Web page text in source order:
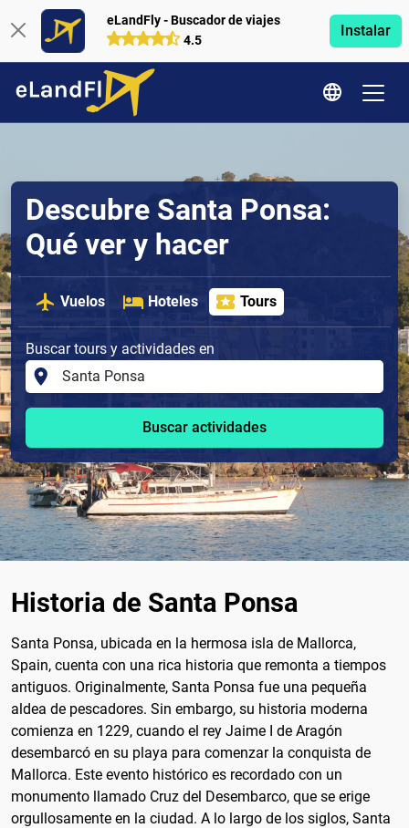
eLandFly - Buscador de viajes
4.5
Instalar
Descubre Santa Ponsa:
Qué ver y hacer
Vuelos Hoteles Tours
Buscar tours y actividades en
Buscar actividades
Historia de Santa Ponsa
Santa Ponsa, ubicada en la hermosa isla de Mallorca,
Spain, cuenta con una rica historia que remonta a tiempos
antiguos. Originalmente, Santa Ponsa fue una pequeña
aldea de pescadores. Sin embargo, su historia moderna
comienza en 1229, cuando el rey Jaime I de Aragón
desembarcó en su playa para comenzar la conquista de
Mallorca. Este evento histórico es recordado con un
monumento llamado Cruz del Desembarco, que se erige
orgullosamente en la ciudad. A lo largo de los siglos, Santa